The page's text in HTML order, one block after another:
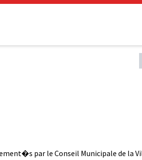
par le Conseil Municipale de la